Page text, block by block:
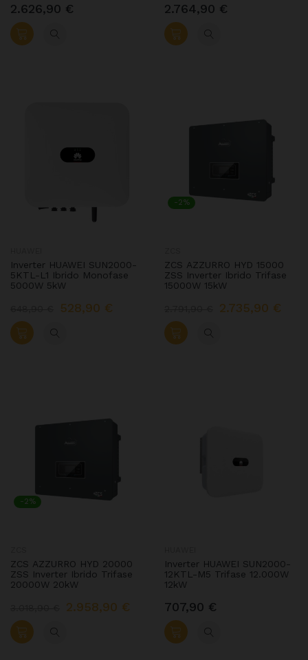
2.626,90 € 2.764,90 €
Inverter HUAWEI SUN2000-
5KTL-L1 Ibrido Monofase
5000W 5kW
528,90 €
-2%
ZCS AZZURRO HYD 15000
ZSS Inverter Ibrido Trifase
15000W 15kW
2.735,90 €
-2%
ZCS AZZURRO HYD 20000
ZSS Inverter Ibrido Trifase
20000W 20kW
2.958,90 €
Inverter HUAWEI SUN2000-
12KTL-M5 Trifase 12.000W
12kW
707,90 €